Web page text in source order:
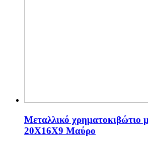
Μεταλλικό χρηματοκιβώτιο
20Χ16Χ9 Μαύρο